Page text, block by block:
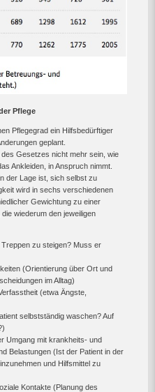
Pflege
Pflegegrad ein Hilfsbedürftiger
geplant.
Gesetzes nicht mehr sein, wie
Ankleiden, in Anspruch nimmt.
der Lage ist, sich selbst zu
wird in sechs verschiedenen
Gewichtung zu einer
wiederum den jeweiligen
zu steigen? Muss er
(Orientierung über Ort und
im Alltag)
(etwa Ängste,
selbstständig waschen? Auf
Umgang mit krankheits- und
Belastungen (Ist der Patient in der
und Hilfsmittel zu
Kontakte (Planung des